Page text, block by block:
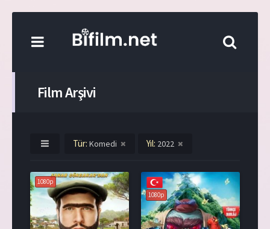
Film Arşivi
Tür: Komedi Yıl: 2022
1080p
1080p